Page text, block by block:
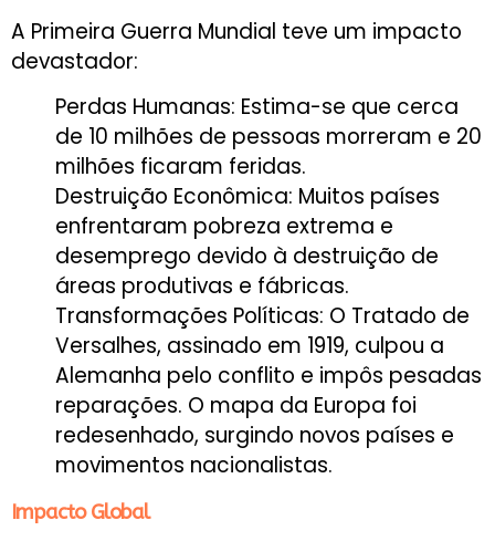
A Primeira Guerra Mundial teve um impacto
devastador:
Perdas Humanas: Estima-se que cerca
de 10 milhões de pessoas morreram e 20
milhões ficaram feridas.
Destruição Econômica: Muitos países
enfrentaram pobreza extrema e
desemprego devido à destruição de
áreas produtivas e fábricas.
Transformações Políticas: O Tratado de
Versalhes, assinado em 1919, culpou a
Alemanha pelo conflito e impôs pesadas
reparações. O mapa da Europa foi
redesenhado, surgindo novos países e
movimentos nacionalistas.
Impacto Global